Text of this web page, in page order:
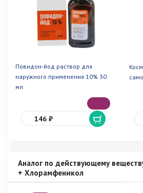
Повидон-йод раствор для
наружного применения 10% 30
мл
146 ₽
Аналог по действующему
+ Хлорамфеникол